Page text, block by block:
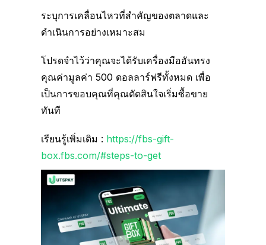
ระบุการเคลื่อนไหวที่สำคัญของตลาดและ
ดำเนินการอย่างเหมาะสม
โปรดจำไว้ว่าคุณจะได้รับเครื่องมืออันทรง
คุณค่ามูลค่า 500 ดอลลาร์ฟรีทั้งหมด เพื่อ
เป็นการขอบคุณที่คุณตัดสินใจเริ่มซื้อขาย
ทันที
เรียนรู้เพิ่มเติม : https://fbs-gift-
box.fbs.com/#steps-to-get